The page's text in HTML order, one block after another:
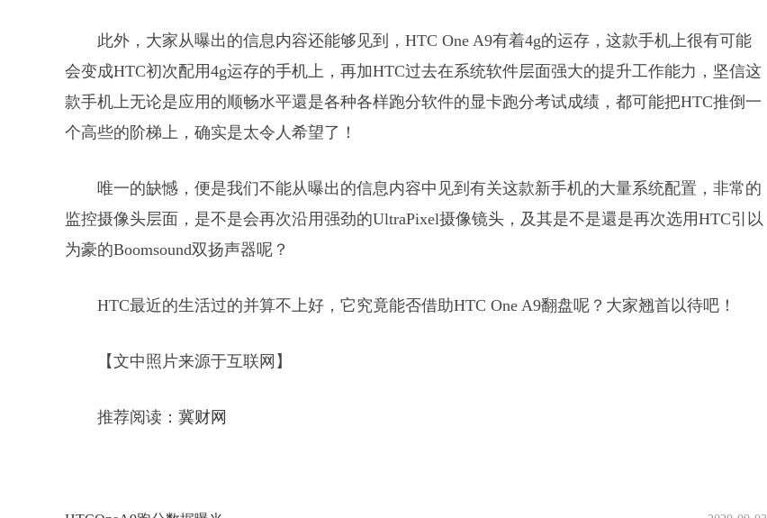
此外，大家从曝出的信息内容还能够见到，HTC One A9有着4g的运存，这款手机上很有可能
会变成HTC初次配用4g运存的手机上，再加HTC过去在系统软件层面强大的提升工作能力，坚信这
款手机上无论是应用的顺畅水平還是各种各样跑分软件的显卡跑分考试成绩，都可能把HTC推倒一
个高些的阶梯上，确实是太令人希望了！
唯一的缺憾，便是我们不能从曝出的信息内容中见到有关这款新手机的大量系统配置，非常的
监控摄像头层面，是不是会再次沿用强劲的UltraPixel摄像镜头，及其是不是還是再次选用HTC引以
为豪的Boomsound双扬声器呢？
HTC最近的生活过的并算不上好，它究竟能否借助HTC One A9翻盘呢？大家翘首以待吧！
【文中照片来源于互联网】
推荐阅读： 冀财网